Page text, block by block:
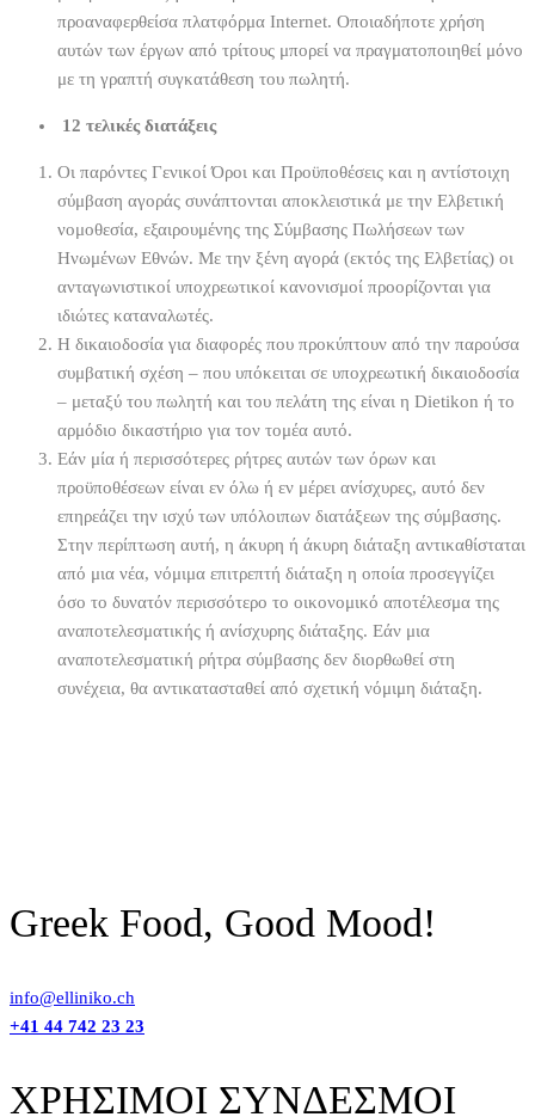
προαναφερθείσα πλατφόρμα Internet. Οποιαδήποτε χρήση
αυτών των έργων από τρίτους μπορεί να πραγματοποιηθεί μόνο
με τη γραπτή συγκατάθεση του πωλητή.
12 τελικές διατάξεις
Οι παρόντες Γενικοί Όροι και Προϋποθέσεις και η αντίστοιχη
σύμβαση αγοράς συνάπτονται αποκλειστικά με την Ελβετική
νομοθεσία, εξαιρουμένης της Σύμβασης Πωλήσεων των
Ηνωμένων Εθνών. Με την ξένη αγορά (εκτός της Ελβετίας) οι
ανταγωνιστικοί υποχρεωτικοί κανονισμοί προορίζονται για
ιδιώτες καταναλωτές.
Η δικαιοδοσία για διαφορές που προκύπτουν από την παρούσα
συμβατική σχέση – που υπόκειται σε υποχρεωτική δικαιοδοσία
– μεταξύ του πωλητή και του πελάτη της είναι η Dietikon ή το
αρμόδιο δικαστήριο για τον τομέα αυτό.
Εάν μία ή περισσότερες ρήτρες αυτών των όρων και
προϋποθέσεων είναι εν όλω ή εν μέρει ανίσχυρες, αυτό δεν
επηρεάζει την ισχύ των υπόλοιπων διατάξεων της σύμβασης.
Στην περίπτωση αυτή, η άκυρη ή άκυρη διάταξη αντικαθίσταται
από μια νέα, νόμιμα επιτρεπτή διάταξη η οποία προσεγγίζει
όσο το δυνατόν περισσότερο το οικονομικό αποτέλεσμα της
αναποτελεσματικής ή ανίσχυρης διάταξης. Εάν μια
αναποτελεσματική ρήτρα σύμβασης δεν διορθωθεί στη
συνέχεια, θα αντικατασταθεί από σχετική νόμιμη διάταξη.
Greek Food, Good Mood!
info@elliniko.ch
+41 44 742 23 23
ΧΡΗΣΙΜΟΙ ΣΥΝΔΕΣΜΟΙ